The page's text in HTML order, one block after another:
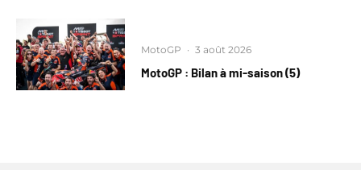
MotoGP · 3 août 2026
MotoGP : Bilan à mi-saison (5)